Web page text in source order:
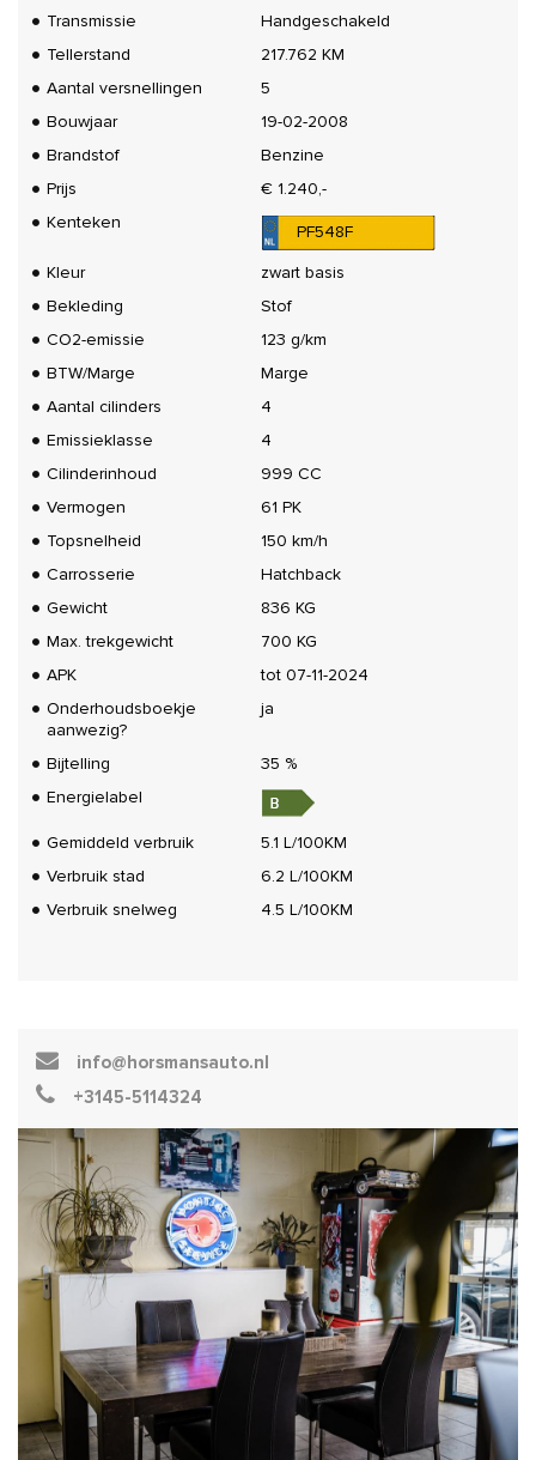
Transmissie
Handgeschakeld
Tellerstand
217.762 KM
Aantal versnellingen
5
Bouwjaar
19-02-2008
Brandstof
Benzine
Prijs
€ 1.240,-
Kenteken
PF548F
Kleur
zwart basis
Bekleding
Stof
CO2-emissie
123 g/km
BTW/Marge
Marge
Aantal cilinders
4
Emissieklasse
4
Cilinderinhoud
999 CC
Vermogen
61 PK
Topsnelheid
150 km/h
Carrosserie
Hatchback
Gewicht
836 KG
Max. trekgewicht
700 KG
APK
tot 07-11-2024
Onderhoudsboekje
aanwezig?
ja
Bijtelling
35 %
Energielabel
Gemiddeld verbruik
5.1 L/100KM
Verbruik stad
6.2 L/100KM
Verbruik snelweg
4.5 L/100KM
info@horsmansauto.nl
+3145-5114324